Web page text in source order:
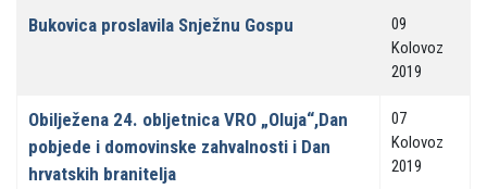
Bukovica proslavila Snježnu Gospu
09
Kolovoz
2019
Obilježena 24. obljetnica VRO „Oluja“,Dan
pobjede i domovinske zahvalnosti i Dan
hrvatskih branitelja
07
Kolovoz
2019